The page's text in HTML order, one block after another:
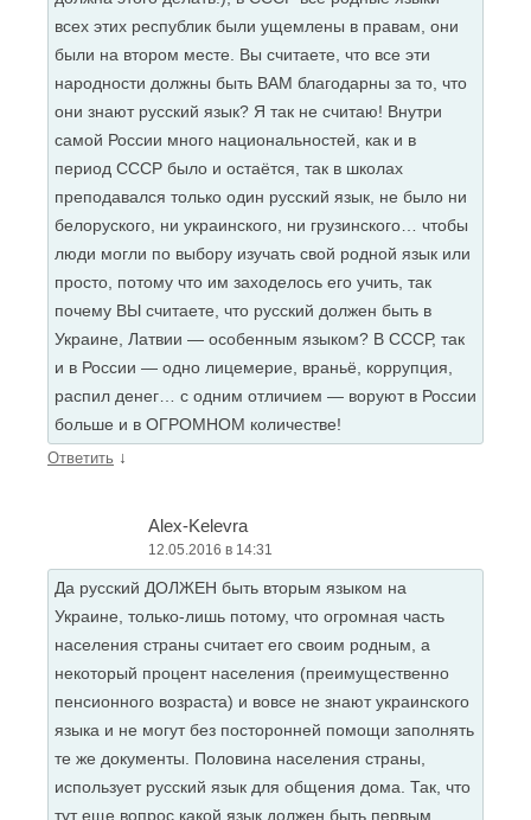
всех этих республик были ущемлены в правам, они
были на втором месте. Вы считаете, что все эти
народности должны быть ВАМ благодарны за то, что
они знают русский язык? Я так не считаю! Внутри
самой России много национальностей, как и в
период СССР было и остаётся, так в школах
преподавался только один русский язык, не было ни
белоруского, ни украинского, ни грузинского… чтобы
люди могли по выбору изучать свой родной язык или
просто, потому что им заходелось его учить, так
почему ВЫ считаете, что русский должен быть в
Украине, Латвии — особенным языком? В СССР, так
и в России — одно лицемерие, враньё, коррупция,
распил денег… с одним отличием — воруют в России
больше и в ОГРОМНОМ количестве!
Ответить ↓
Alex-Kelevra
12.05.2016 в 14:31
Да русский ДОЛЖЕН быть вторым языком на
Украине, только-лишь потому, что огромная часть
населения страны считает его своим родным, а
некоторый процент населения (преимущественно
пенсионного возраста) и вовсе не знают украинского
языка и не могут без посторонней помощи заполнять
те же документы. Половина населения страны,
использует русский язык для общения дома. Так, что
тут еще вопрос какой язык должен быть первым